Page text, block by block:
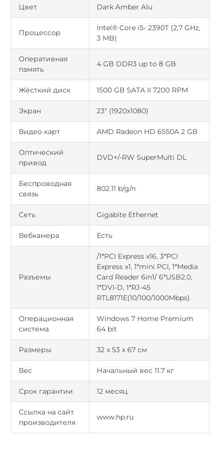
Цвет Dark Amber Alu
Процессор
Intel® Core i5- 2390T (2,7 GHz,
3 MB)
Оперативная
память
4 GB DDR3 up to 8 GB
Жёсткий диск 1500 GB SATA II 7200 RPM
Экран 23" (1920x1080)
Видео карт AMD Radeon HD 6550A 2 GB
Оптический
привод
DVD+/-RW SuperMulti DL
Беспроводная
связь
802.11 b/g/n
Сеть Gigabite Ethernet
Вебкамера Есть
Разъемы
/1*PCI Express x16, 3*PCI
Express x1, 1*mini PCI, 1*Media
Card Reader 6in1/ 6*USB2.0,
1*DVI-D, 1*RJ-45
RTL8171E(10/100/1000Mbps)
Операционная
система
Windows 7 Home Premium
64 bit
Размеры 32 x 53 x 67 см
Вес Начальный вес 11.7 кг
Срок гарантии 12 месяц
Ссылка на сайт
производителя
www.hp.ru